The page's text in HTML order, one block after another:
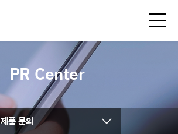
PR Center
제품 문의